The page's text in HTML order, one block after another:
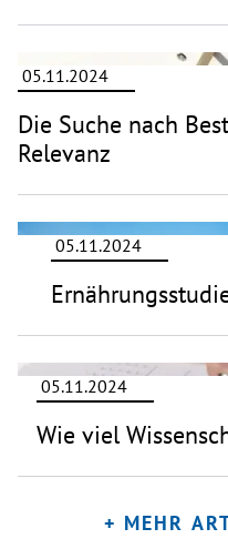
05.11.2024
Die Suche nach
Relevanz
05.11.2024
05.11.2024
Wie viel
+ MEHR